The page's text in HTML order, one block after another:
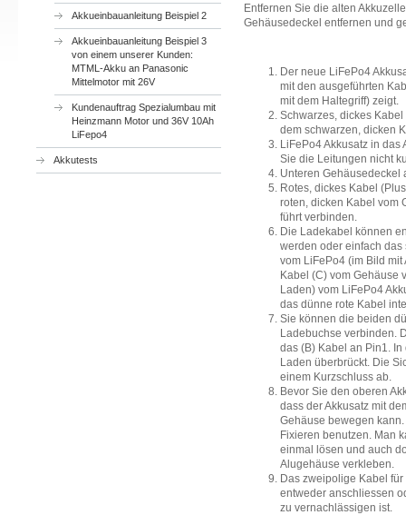
Akkueinbauanleitung Beispiel 2
Akkueinbauanleitung Beispiel 3
von einem unserer Kunden:
MTML-Akku an Panasonic
Mittelmotor mit 26V
Kundenauftrag Spezialumbau mit
Heinzmann Motor und 36V 10Ah
LiFepo4
Akkutests
Entfernen Sie die alten
Gehäusedeckel entfernen und
Der neue LiFePo4
mit den ausgeführten
mit dem Haltegriff) zeigt.
Schwarzes, dickes
dem schwarzen, dicken
LiFePo4 Akkusatz in
Sie die Leitungen nicht
Unteren Gehäusedeckel
Rotes, dickes Kabel
roten, dicken Kabel vom
führt verbinden.
Die Ladekabel können
werden oder einfach
vom LiFePo4 (im Bild
Kabel (C) vom Gehäuse
Laden) vom LiFePo4
das dünne rote Kabel
Sie können die beiden
Ladebuchse verbinden.
das (B) Kabel an Pin1.
Laden überbrückt. Die
einem Kurzschluss ab.
Bevor Sie den oberen
dass der Akkusatz mit
Gehäuse bewegen
Fixieren benutzen. Man
einmal lösen und auch
Alugehäuse verkleben.
Das zweipolige Kabel
entweder anschliessen
zu vernachlässigen ist.